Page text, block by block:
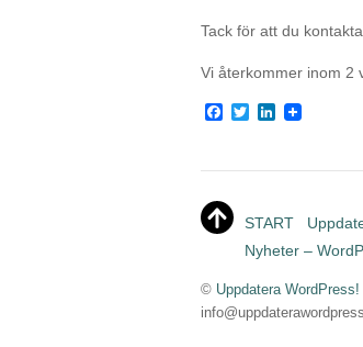
Tack för att du
Vi återkommer inom 2
F
o
o
k
T
r
L
I
n
START
Nyheter –
© Uppdatera WordPress!